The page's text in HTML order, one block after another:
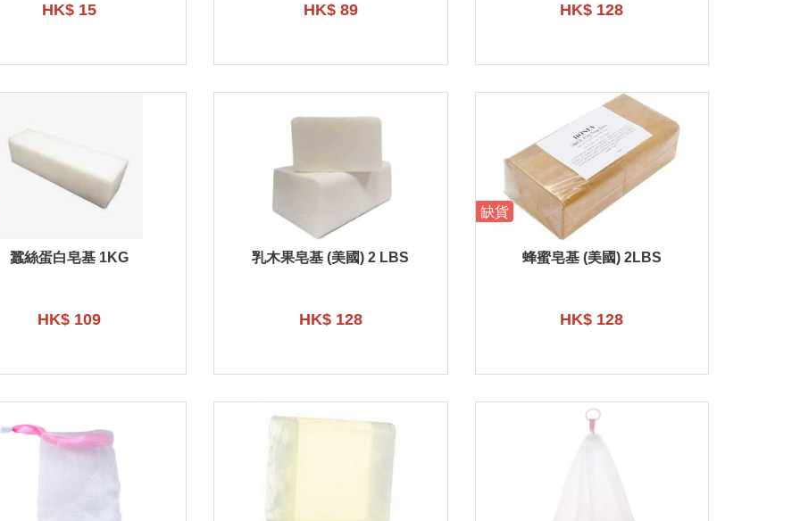
HK$ 15 HK$ 89 HK$ 128
蠶絲蛋白皂基 1KG
HK$ 109
乳木果皂基 (美國) 2 LBS
HK$ 128
缺貨
蜂蜜皂基 (美國) 2LBS
HK$ 128